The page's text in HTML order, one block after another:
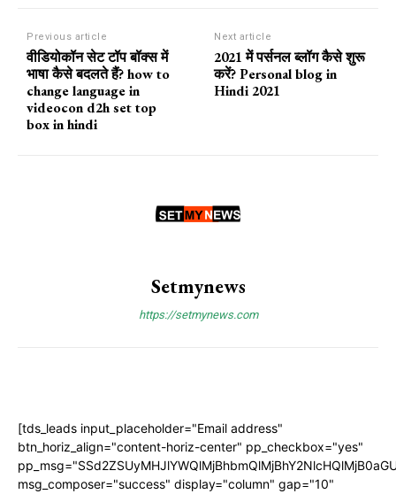
Previous article
वीडियोकॉन सेट टॉप बॉक्स में
भाषा कैसे बदलते हैं? how to
change language in
videocon d2h set top
box in hindi
Next article
2021 में पर्सनल ब्लॉग कैसे शुरू
करें? Personal blog in
Hindi 2021
Setmynews
https://setmynews.com
[tds_leads input_placeholder="Email address"
btn_horiz_align="content-horiz-center" pp_checkbox="yes"
msg_composer="success" display="column" gap="10"